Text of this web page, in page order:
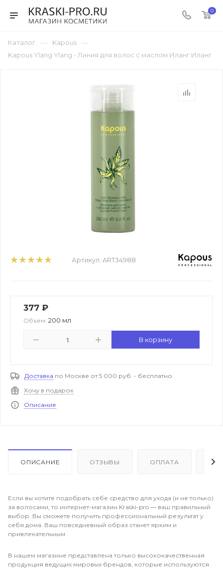
0
Каталог — Kapous —
Kapous Ylang Ylang - Линия для волос с маслом Иланг Иланг
Артикул: ART34988
377 ₽
Объем: 200 мл
В корзину
Доставка по Москве от 5 000 руб. - бесплатно
Хочу в подарок
Описание
ОПИСАНИЕ ОТЗЫВЫ ОПЛАТА
Если вы хотите подобрать себе средство для ухода (и не только)
за волосами, то интернет-магазин Kraski-pro — ваш правильный
выбор. Вы сможете получить профессиональный результат у
себя дома. Ваш повседневный образ станет ярким и
привлекательным.
В нашем магазине представлена только высококачественная
продукция ведущих мировых брендов, которые используются